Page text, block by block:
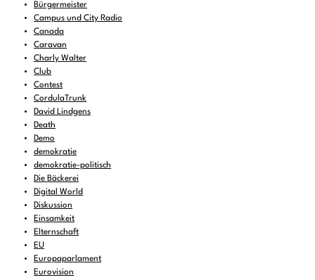
Bürgermeister
Campus und City Radio
Canada
Caravan
Charly Walter
Club
Contest
CordulaTrunk
David Lindgens
Death
Demo
demokratie
demokratie-politisch
Die Bäckerei
Digital World
Diskussion
Einsamkeit
Elternschaft
EU
Europaparlament
Eurovision